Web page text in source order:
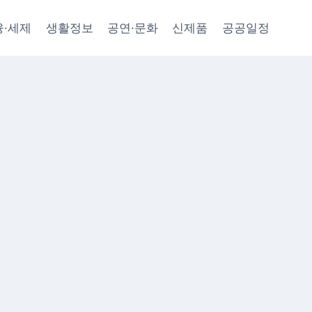
세제 생활정보 공연·문화 신제품 공공일정